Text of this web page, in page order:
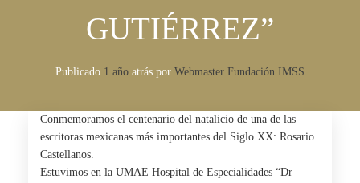
GUTIÉRREZ”
Publicado 1 año atrás por Webmaster Fundación IMSS
Conmemoramos el centenario del natalicio de una de las
escritoras mexicanas más importantes del Siglo XX: Rosario
Castellanos.
Estuvimos en la UMAE Hospital de Especialidades “Dr